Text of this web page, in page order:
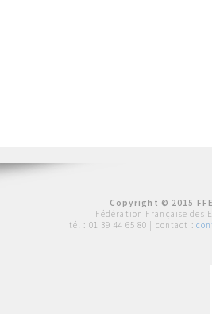
Copyright © 2015
Fédération Française des
tél : 01 39 44 65 80 | contact :